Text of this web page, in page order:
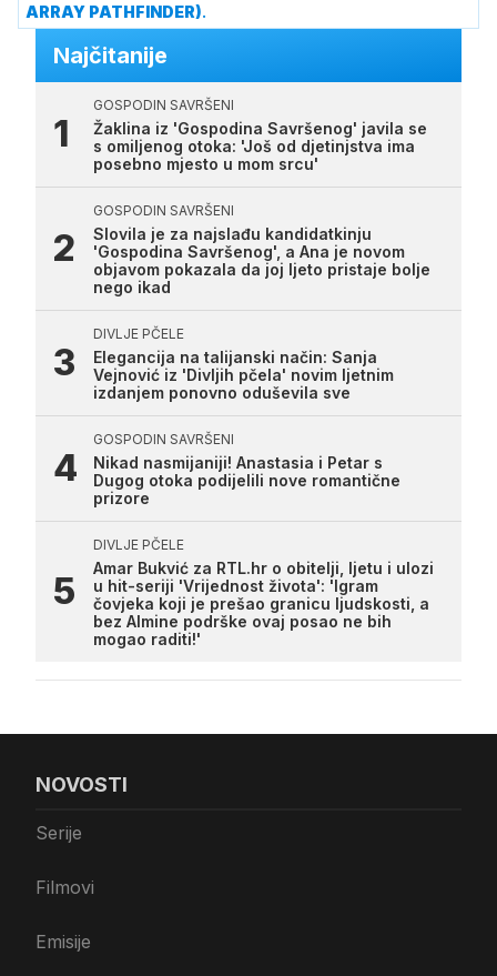
ARRAY PATHFINDER).
Najčitanije
GOSPODIN SAVRŠENI
Žaklina iz 'Gospodina Savršenog' javila se
s omiljenog otoka: 'Još od djetinjstva ima
posebno mjesto u mom srcu'
GOSPODIN SAVRŠENI
Slovila je za najslađu kandidatkinju
'Gospodina Savršenog', a Ana je novom
objavom pokazala da joj ljeto pristaje bolje
nego ikad
DIVLJE PČELE
Elegancija na talijanski način: Sanja
Vejnović iz 'Divljih pčela' novim ljetnim
izdanjem ponovno oduševila sve
GOSPODIN SAVRŠENI
Nikad nasmijaniji! Anastasia i Petar s
Dugog otoka podijelili nove romantične
prizore
DIVLJE PČELE
Amar Bukvić za RTL.hr o obitelji, ljetu i ulozi
u hit-seriji 'Vrijednost života': 'Igram
čovjeka koji je prešao granicu ljudskosti, a
bez Almine podrške ovaj posao ne bih
mogao raditi!'
NOVOSTI
Serije
Filmovi
Emisije